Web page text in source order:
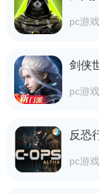
pc游戏
剑侠
pc游戏
反恐
pc游戏